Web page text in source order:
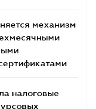
механизм
налоговые